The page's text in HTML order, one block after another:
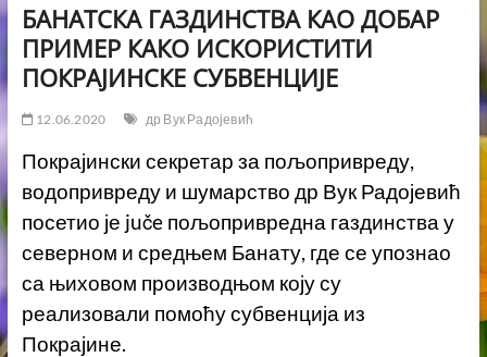
БАНАТСКА ГАЗДИНСТВА КАО ДОБАР
ПРИМЕР КАКО ИСКОРИСТИТИ
ПОКРАЈИНСКЕ СУБВЕНЦИЈЕ
12.06.2020 др Вук Радојевић
Покрајински секретар за пољопривреду,
водопривреду и шумарство др Вук Радојевић
посетио је juče пољопривредна газдинства у
северном и средњем Банату, где се упознао
са њиховом производњом коју су
реализовали помоћу субвенција из
Покрајине.